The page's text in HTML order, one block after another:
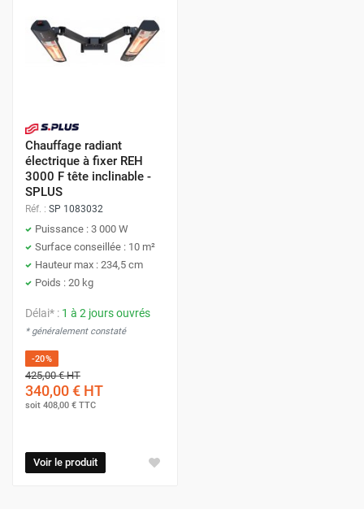
Chauffage radiant
électrique à fixer REH
3000 F tête inclinable -
SPLUS
Réf. : SP 1083032
Puissance : 3 000 W
Surface conseillée : 10 m²
Hauteur max : 234,5 cm
Poids : 20 kg
Délai* : 1 à 2 jours ouvrés
* généralement constaté
-20%
425,00 €HT
340,00 € HT
soit 408,00 € TTC
Voir le produit